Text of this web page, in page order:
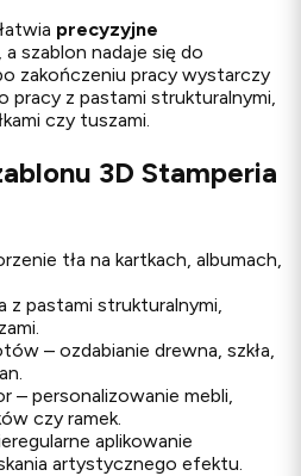
precyzyjne
, a szablon nadaje się do
zakończeniu pracy wystarczy
pracy z pastami strukturalnymi,
czy tuszami.
3D Stamperia
tła na kartkach, albumach,
z pastami strukturalnymi,
– ozdabianie drewna, szkła,
– personalizowanie mebli,
czy ramek.
aplikowanie
artystycznego efektu.